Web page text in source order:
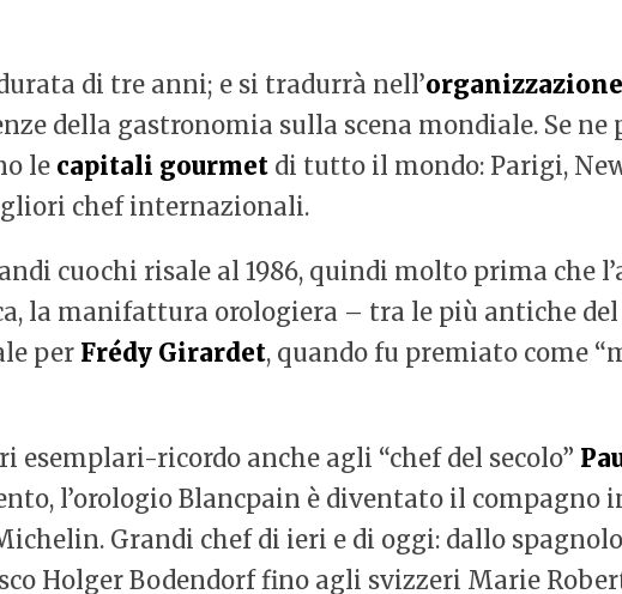
di tre anni; e si tradurrà nell’
della gastronomia sulla scena mondiale. Se ne
le capitali gourmet di tutto il mondo: Parigi,
chef internazionali.
cuochi risale al 1986, quindi molto prima che
la manifattura orologiera – tra le più antiche
per Frédy Girardet, quando fu premiato come
esemplari-ricordo anche agli “chef del secolo”
l’orologio Blancpain è diventato il compagno
Grandi chef di ieri e di oggi: dallo
Holger Bodendorf fino agli svizzeri Marie